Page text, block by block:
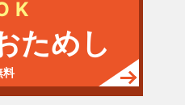
ためし
料